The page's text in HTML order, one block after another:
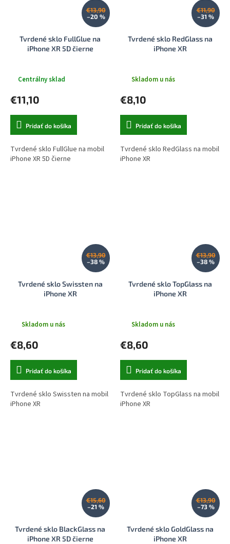
€13,90
–20 %
Tvrdené sklo FullGlue na
iPhone XR 5D čierne
Centrálny sklad
€11,10
Pridať do košíka
Tvrdené sklo FullGlue na mobil
iPhone XR 5D čierne
€11,90
–31 %
Tvrdené sklo RedGlass na
iPhone XR
Skladom u nás
€8,10
Pridať do košíka
Tvrdené sklo RedGlass na mobil
iPhone XR
€13,90
–38 %
Tvrdené sklo Swissten na
iPhone XR
Skladom u nás
€8,60
Pridať do košíka
Tvrdené sklo Swissten na mobil
iPhone XR
€13,90
–38 %
Tvrdené sklo TopGlass na
iPhone XR
Skladom u nás
€8,60
Pridať do košíka
Tvrdené sklo TopGlass na mobil
iPhone XR
€15,60
–21 %
Tvrdené sklo BlackGlass na
iPhone XR 5D čierne
€13,90
–73 %
Tvrdené sklo GoldGlass na
iPhone XR